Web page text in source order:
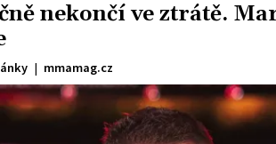
nekončí ve ztrátě.
| mmamag.cz